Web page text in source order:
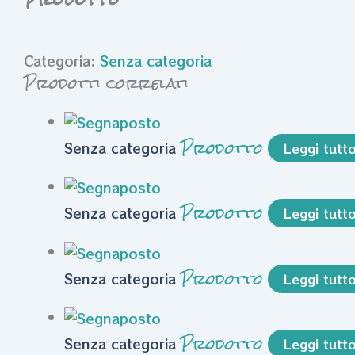
Categoria: Senza categoria
Prodotti correlati
Senza categoriaProdotto Leggi tutto
Senza categoriaProdotto Leggi tutto
Senza categoriaProdotto Leggi tutto
Senza categoriaProdotto Leggi tutto